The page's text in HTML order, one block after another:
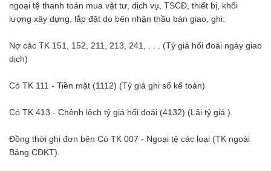
ngoại tệ thanh toán mua vật tư, dịch vụ, TSCĐ, thiết bị, khối
lượng xây dựng, lắp đặt do bên nhận thầu bàn giao, ghi:
Nợ các TK 151, 152, 211, 213, 241, . . . (Tỷ giá hối đoái ngày giao
dịch)
Có TK 111 - Tiền mặt (1112) (Tỷ giá ghi sổ kế toán)
Có TK 413 - Chênh lệch tỷ giá hối đoái (4132) (Lãi tỷ giá ).
Đồng thời ghi đơn bên Có TK 007 - Ngoại tệ các loại (TK ngoài
Bảng CĐKT).